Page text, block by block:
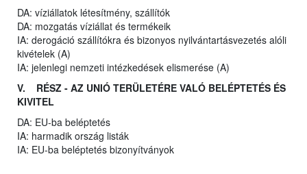
DA: víziállatok létesítmény, szállítók
DA: mozgatás víziállat és termékeik
IA: derogáció szállítókra és bizonyos nyilvántartásvezetés alóli
kivételek (A)
IA: jelenlegi nemzeti intézkedések elismerése (A)
V. RÉSZ - AZ UNIÓ TERÜLETÉRE VALÓ BELÉPTETÉS ÉS
KIVITEL
DA: EU-ba beléptetés
IA: harmadik ország listák
IA: EU-ba beléptetés bizonyítványok